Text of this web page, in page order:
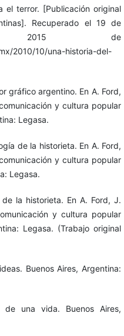
el terror. [Publicación original
Recuperado el 19 de
2015 de
2010/10/una-historia-del-
gráfico argentino. En A. Ford,
y cultura popular
Legasa.
de la historieta. En A. Ford,
y cultura popular
Legasa.
la historieta. En A. Ford, J.
y cultura popular
Legasa. (Trabajo original
Buenos Aires, Argentina:
una vida. Buenos Aires,